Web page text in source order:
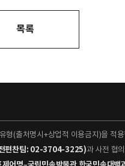
목록
형(출처명시+상업적 이용금지)을 적
편찬팀: 02-3704-3225)과 사전 협